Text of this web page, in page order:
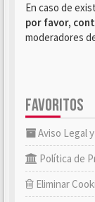
En caso de
por favor,
moderadores
FAVORITOS
Aviso Legal
Política de
Eliminar